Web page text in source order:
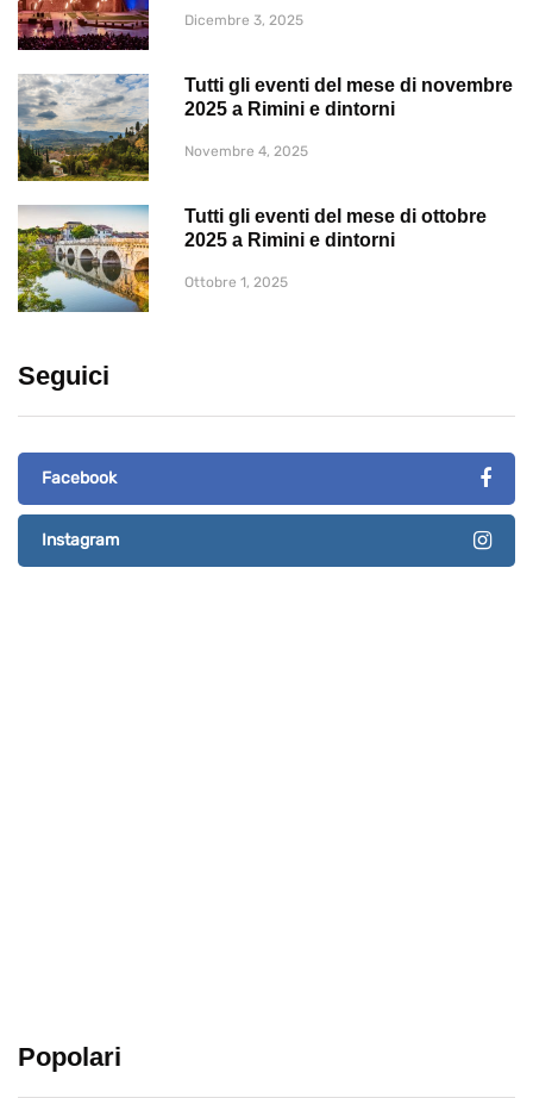
Dicembre 3, 2025
Tutti gli eventi del mese di novembre
2025 a Rimini e dintorni
Novembre 4, 2025
Tutti gli eventi del mese di ottobre
2025 a Rimini e dintorni
Ottobre 1, 2025
Seguici
Facebook
Instagram
Popolari